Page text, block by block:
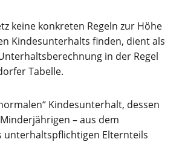
keine konkreten Regeln zur Höhe
Kindesunterhalts finden, dient als
in der Regel
Tabelle.
Kindesunterhalt, dessen
– aus dem
unterhaltspflichtigen Elternteils